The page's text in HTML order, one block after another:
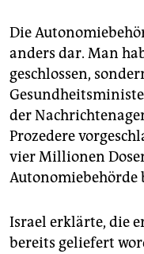
Die
anders dar. Man
geschlossen,
der
Prozedere
vier Millionen
Autonomiebehörde
Israel erklärte, die
bereits geliefert